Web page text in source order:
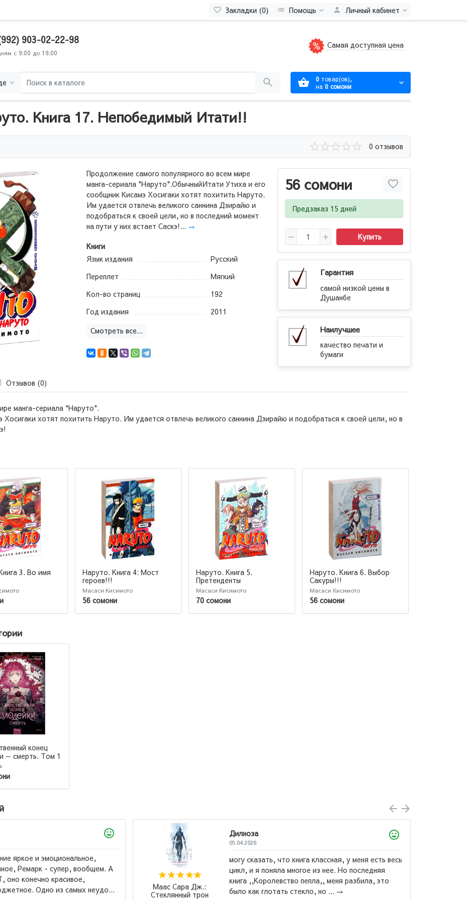
Закладки (0) Помощь Личный кабинет
903-02-22-98
с 9:00 до 19:00
Самая доступная цена
0 товар(ов),
на 0 сомони
Книга 17. Непобедимый Итати!!
0 отзывов
56 сомони
Предзаказ 15 дней
Купить
Гарантия
самой низкой цены в
Душанбе
Наилучшее
качество печати и
бумаги
Продолжение самого популярного во всем мире
манга-сериала "Наруто".ОбычныйИтати Утиха и его
сообщник Кисамэ Хосигаки хотят похитить Наруто.
Им удается отвлечь великого саннина Дзирайю и
подобраться к своей цели, но в последний момент
на пути у них встает Саскэ!... →
Книги
Язык издания
Русский
Переплет
Мягкий
Кол-во страниц
192
Год издания
2011
Смотреть все...
Отзывов (0)
манга-сериала "Наруто".
хотят похитить Наруто. Им удается отвлечь великого саннина Дзирайю и подобраться к своей цели, но в
3. Во имя
Наруто. Книга 4: Мост
героев!!!
Масаси Кисимото
56 сомони
Наруто. Книга 5.
Претенденты
Масаси Кисимото
70 сомони
Наруто. Книга 6. Выбор
Сакуры!!!
Масаси Кисимото
56 сомони
конец
— смерть. Том 1
вообщем. А
неудо...
Маас Сара Дж.:
Стеклянный трон
Дилноза
05.04.2026
могу сказать, что книга классная, у меня есть весь
цикл, и я поняла многое из нее. Но последняя
книга ,,Королевство пепла,, меня разбила, это
было как глотать стекло, но ...→
Маас Сара Дж.: